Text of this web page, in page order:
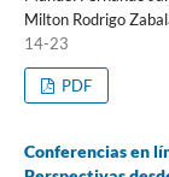
Milton Rodrigo
14-23
PDF
Conferencias en